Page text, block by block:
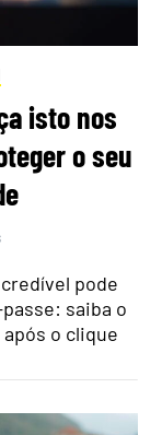
isto nos
o seu
pode
saiba o
o clique